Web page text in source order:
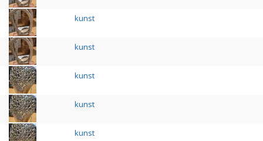
kunst
kunst
kunst
kunst
kunst